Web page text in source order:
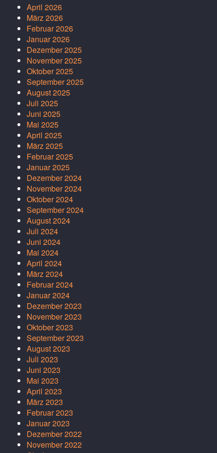
April 2026
März 2026
Februar 2026
Januar 2026
Dezember 2025
November 2025
Oktober 2025
September 2025
August 2025
Juli 2025
Juni 2025
Mai 2025
April 2025
März 2025
Februar 2025
Januar 2025
Dezember 2024
November 2024
Oktober 2024
September 2024
August 2024
Juli 2024
Juni 2024
Mai 2024
April 2024
März 2024
Februar 2024
Januar 2024
Dezember 2023
November 2023
Oktober 2023
September 2023
August 2023
Juli 2023
Juni 2023
Mai 2023
April 2023
März 2023
Februar 2023
Januar 2023
Dezember 2022
November 2022